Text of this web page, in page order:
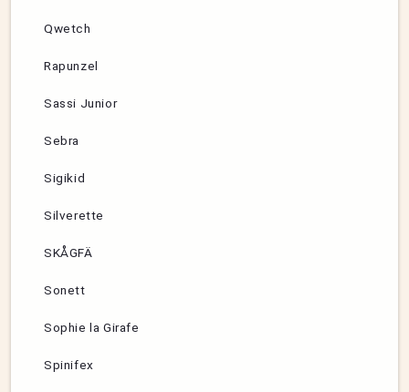
Qwetch
Rapunzel
Sassi Junior
Sebra
Sigikid
Silverette
SKÅGFÄ
Sonett
Sophie la Girafe
Spinifex